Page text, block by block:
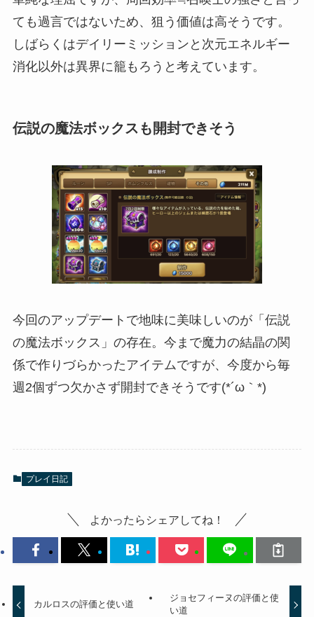
ても過言ではないため、狙う価値は高そうです。
しばらくはデイリーミッションと次元エネルギー
消化以外は異界に籠もろうと考えています。
伝説の魔法ボックスも開封できそう
今回のアップデートで地味に美味しいのが「伝説
の魔法ボックス」の存在。今まで魔力の結晶の関
係で作りづらかったアイテムですが、今度から毎
週2個ずつ欠かさず開封できそうです(*´ω｀*)
プレイ日記
よかったらシェアしてね！
カルロスの評価と使い道
ジョセフィーヌの評価と使
い道